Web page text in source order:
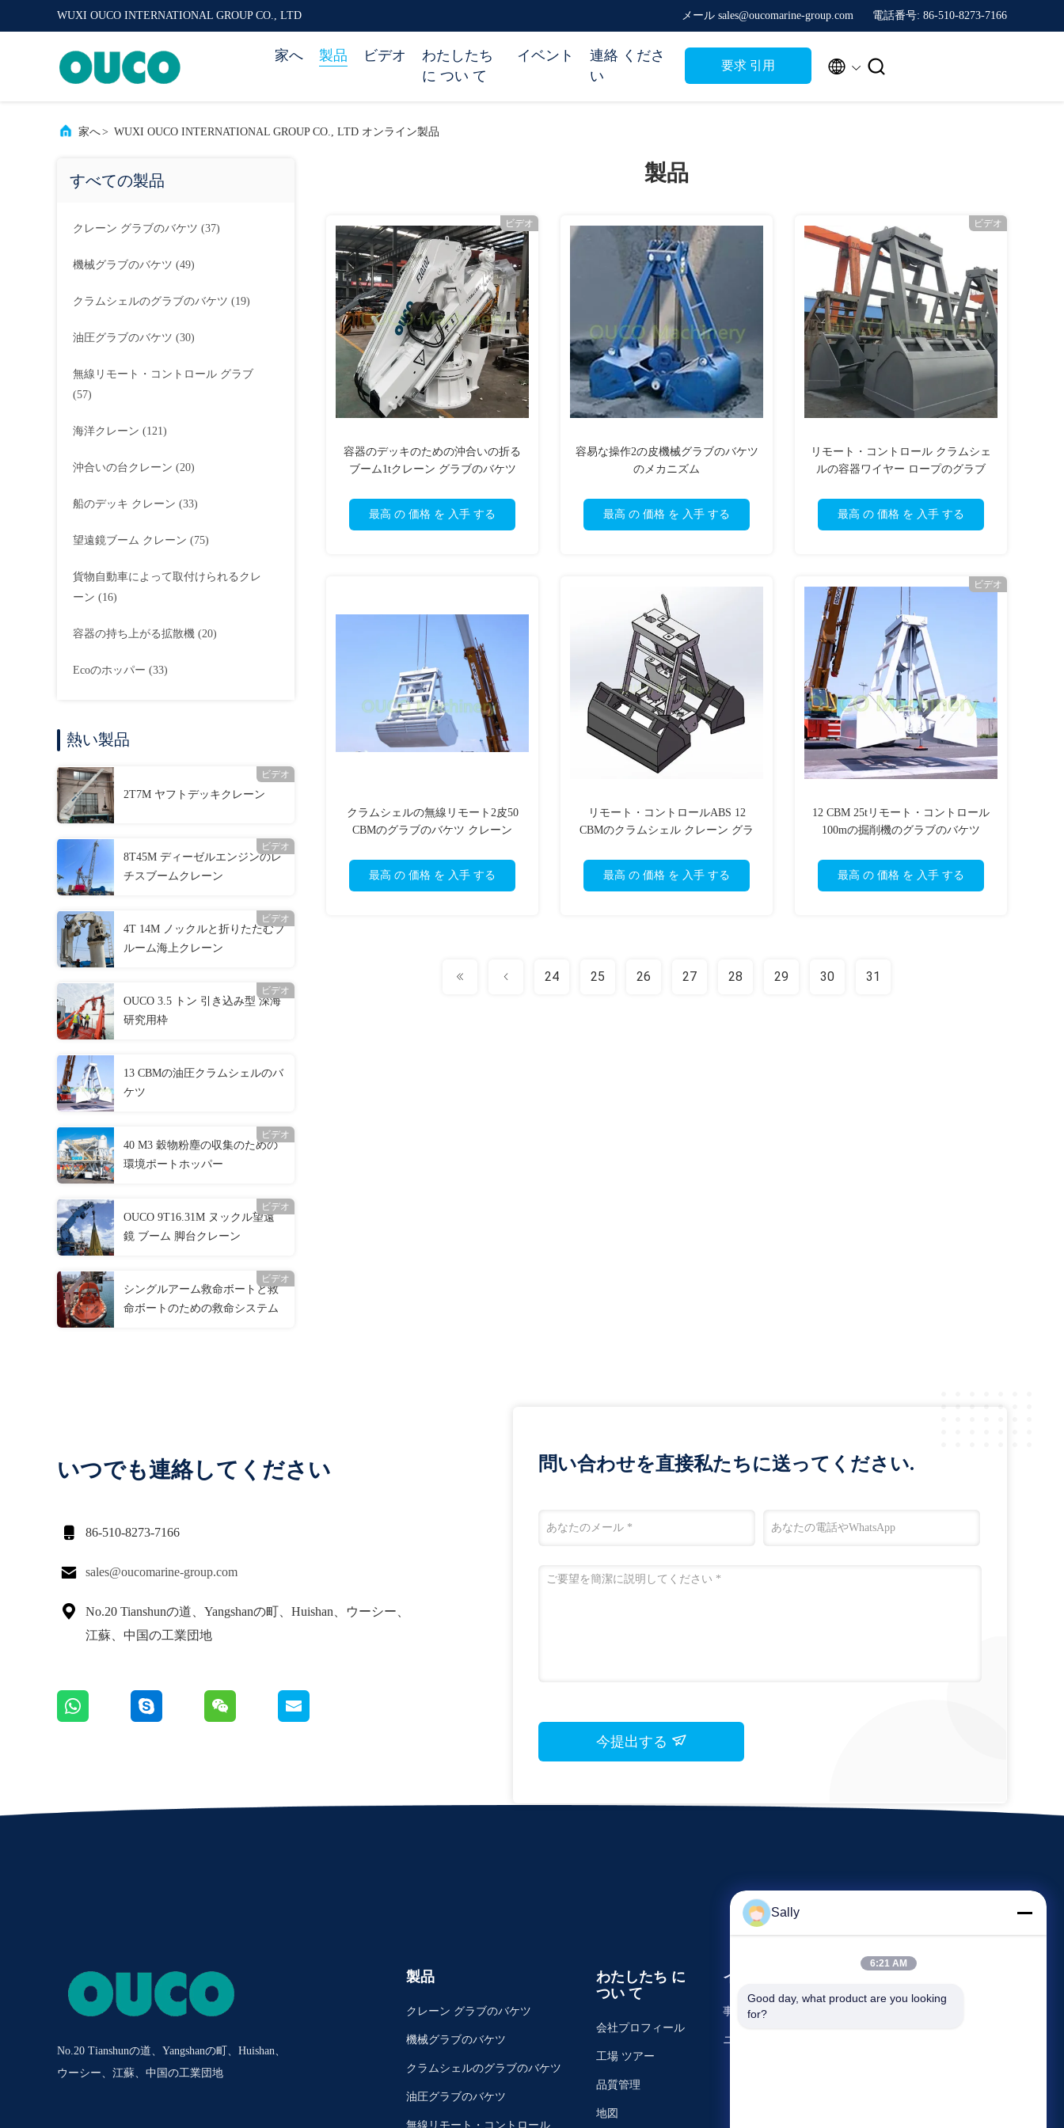
WUXI OUCO INTERNATIONAL GROUP CO., LTD メール sales@oucomarine-group.com 電話番号: 86-510-8273-7166
家へ 製品 ビデオ
わたしたち
に つい て
イベント
連絡 くださ
い
要求 引用  
家へ> WUXI OUCO INTERNATIONAL GROUP CO., LTD オンライン製品
すべての製品
クレーン グラブのバケツ (37)
機械グラブのバケツ (49)
クラムシェルのグラブのバケツ (19)
油圧グラブのバケツ (30)
無線リモート・コントロール グラブ
(57)
海洋クレーン (121)
沖合いの台クレーン (20)
船のデッキ クレーン (33)
望遠鏡ブーム クレーン (75)
貨物自動車によって取付けられるクレ
ーン (16)
容器の持ち上がる拡散機 (20)
Ecoのホッパー (33)
熱い製品
ビデオ
2T7M ヤフトデッキクレーン
ビデオ
8T45M ディーゼルエンジンのレ
チスブームクレーン
ビデオ
4T 14M ノックルと折りたたむブ
ルーム海上クレーン
ビデオ
OUCO 3.5 トン 引き込み型 深海
研究用枠
13 CBMの油圧クラムシェルのバ
ケツ
ビデオ
40 M3 穀物粉塵の収集のための
環境ポートホッパー
ビデオ
OUCO 9T16.31M ヌックル望遠
鏡 ブーム 脚台クレーン
ビデオ
シングルアーム救命ボートと救
命ボートのための救命システム
製品
ビデオ
容器のデッキのための沖合いの折る
ブーム1tクレーン グラブのバケツ
最高 の 価格 を 入手 する
容易な操作2の皮機械グラブのバケツ
のメカニズム
最高 の 価格 を 入手 する
ビデオ
リモート・コントロール クラムシェ
ルの容器ワイヤー ロープのグラブ
最高 の 価格 を 入手 する
クラムシェルの無線リモート2皮50
CBMのグラブのバケツ クレーン
最高 の 価格 を 入手 する
リモート・コントロールABS 12
CBMのクラムシェル クレーン グラ
最高 の 価格 を 入手 する
ビデオ
12 CBM 25tリモート・コントロール
100mの掘削機のグラブのバケツ
最高 の 価格 を 入手 する
24 25 26 27 28 29 30 31
いつでも連絡してください
 86-510-8273-7166
 sales@oucomarine-group.com

No.20 Tianshunの道、Yangshanの町、Huishan、ウーシー、
江蘇、中国の工業団地
問い合わせを直接私たちに送ってください.
今提出する
No.20 Tianshunの道、Yangshanの町、Huishan、
ウーシー、江蘇、中国の工業団地
製品
クレーン グラブのバケツ
機械グラブのバケツ
クラムシェルのグラブのバケツ
油圧グラブのバケツ
無線リモート・コントロール グ
わたしたち に
つい て
会社プロフィール
工場 ツアー
品質管理
地図
イベント
事件
ニュース
Sally
6:21 AM
Good day, what product are you looking
for?